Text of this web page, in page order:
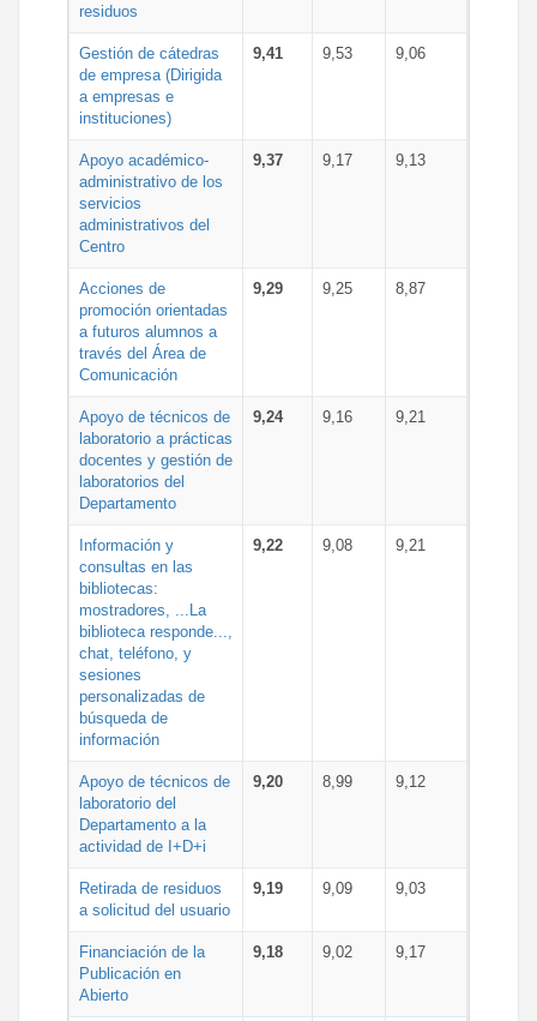
residuos
Gestión de cátedras
de empresa (Dirigida
a empresas e
instituciones)
9,41 9,53 9,06
Apoyo académico-
administrativo de los
servicios
administrativos del
Centro
9,37 9,17 9,13
Acciones de
promoción orientadas
a futuros alumnos a
través del Área de
Comunicación
9,29 9,25 8,87
Apoyo de técnicos de
laboratorio a prácticas
docentes y gestión de
laboratorios del
Departamento
9,24 9,16 9,21
Información y
consultas en las
bibliotecas:
mostradores, ...La
biblioteca responde...,
chat, teléfono, y
sesiones
personalizadas de
búsqueda de
información
9,22 9,08 9,21
Apoyo de técnicos de
laboratorio del
Departamento a la
actividad de I+D+i
9,20 8,99 9,12
Retirada de residuos
a solicitud del usuario
9,19 9,09 9,03
Financiación de la
Publicación en
Abierto
9,18 9,02 9,17